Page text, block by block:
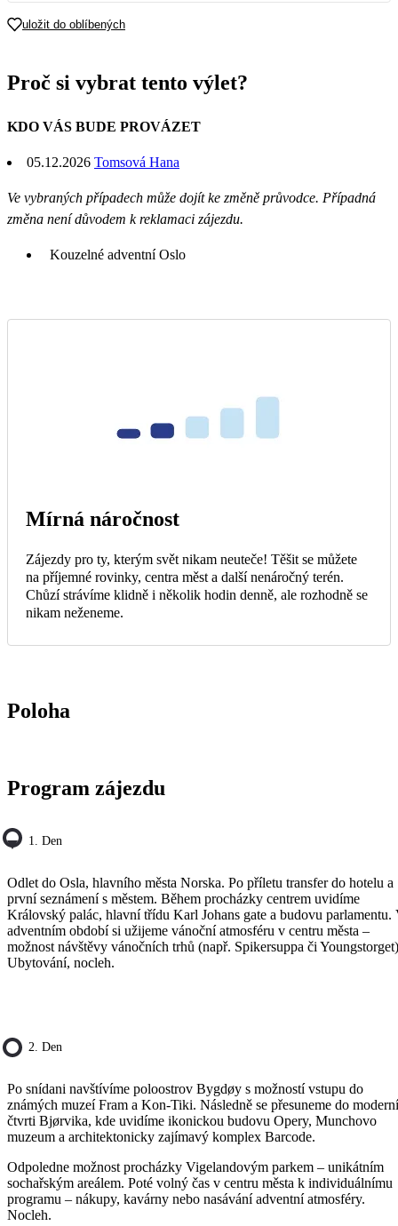
21
uložit do oblíbených
Proč si vybrat tento výlet?
KDO VÁS BUDE PROVÁZET
05.12.2026 Tomsová Hana
Ve vybraných případech může dojít ke změně průvodce. Případná
změna není důvodem k reklamaci zájezdu.
Kouzelné adventní Oslo
Mírná náročnost
Zájezdy pro ty, kterým svět nikam neuteče! Těšit se můžete
na příjemné rovinky, centra měst a další nenáročný terén.
Chůzí strávíme klidně i několik hodin denně, ale rozhodně se
nikam neženeme.
Poloha
Program zájezdu
1. Den
Odlet do Osla, hlavního města Norska. Po příletu transfer do hotelu a
první seznámení s městem. Během procházky centrem uvidíme
Královský palác, hlavní třídu Karl Johans gate a budovu parlamentu.
adventním období si užijeme vánoční atmosféru v centru města –
možnost návštěvy vánočních trhů (např. Spikersuppa či
Ubytování, nocleh.
2. Den
Po snídani navštívíme poloostrov Bygdøy s možností vstupu do
známých muzeí Fram a Kon-Tiki. Následně se přesuneme do moderní
čtvrti Bjørvika, kde uvidíme ikonickou budovu Opery, Munchovo
muzeum a architektonicky zajímavý komplex Barcode.
Odpoledne možnost procházky Vigelandovým parkem – unikátním
sochařským areálem. Poté volný čas v centru města k individuálnímu
programu – nákupy, kavárny nebo nasávání adventní atmosféry.
Nocleh.